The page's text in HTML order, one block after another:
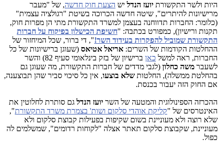
היות ולשר התקשורת יועז הנדל יש הצעת חוק חדשה, של "מעבר
מרישיונות להיתרים", שיטה חדשה הכרוכה בשיטת "רגולציה עצמית"
(כלומר: החברות תדווחנה בעצמן למשרד התקשורת מתי הן מפרות חוק,
תקנות ורישיון), כמפורט בכתבה: "חשיפת הכישלון בפיקוח על חברות
התקשורת שמוביל להפקרות בעידוד השר!", די ברור, שכל המיחזור של
ההחלטות הקודמות של השרים: אריאל אטיאס (שעוגן ברישיונות של כל
החברות, ראה למשל כאן
ברישיון של בזק בינלאומי סעיף 82) והשר
לשעבר משה כחלון (לגבי מדדים של חברות התקשורת, מה שעוגן גם
בהחלטת ממשלה), החלטות שלא בוצעו, אין כל סיכוי סביר שהן תבוצענה,
אם החוק הזה יעבור בכנסת.
ההכרזה הספינולוגית והמטעה של השר יועז הנדל גם סותרת לחלוטין את
האינטרסים של "קליקת אוהדי סלקום ושות' בצמרת משרד התקשורת",
שלא רוצה ולא מעוניינת בשום שקיפות בפעילות קבוצת סלקום ולא
מעוניינת, שקבוצת סלקום תאתר אצלה "לקוחות רדומים", שמשלמים לה
כפול.